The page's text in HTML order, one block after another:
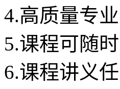
4.高质量专
5.课程可随
6.课程讲义